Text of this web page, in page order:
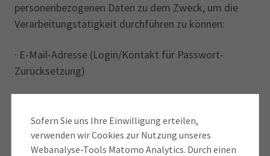
Sofern Sie uns Ihre Einwilligung erteilen,
verwenden wir Cookies zur Nutzung unseres
Webanalyse-Tools Matomo Analytics. Durch einen
personenbezogenen Daten zu dem Zweck, um die
Verarbeitungstätigkeit durchführen zu können:
· E-Mail-Adresse (Login/Kontakt für Passwort-
Zurücksetzung)
· Benutzerkennung (Pflichtfeld)/alternativer Login
(optional)